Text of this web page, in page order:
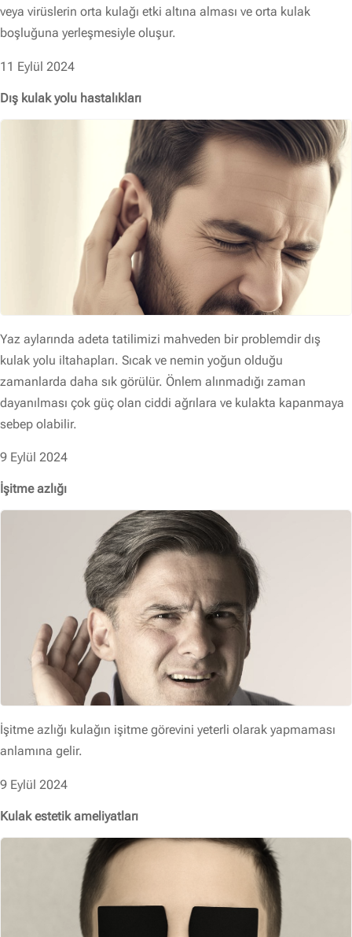
veya virüslerin orta kulağı etki altına alması ve orta kulak
boşluğuna yerleşmesiyle oluşur.
11 Eylül 2024
Dış kulak yolu hastalıkları
Yaz aylarında adeta tatilimizi mahveden bir problemdir dış
kulak yolu iltahapları. Sıcak ve nemin yoğun olduğu
zamanlarda daha sık görülür. Önlem alınmadığı zaman
dayanılması çok güç olan ciddi ağrılara ve kulakta kapanmaya
sebep olabilir.
9 Eylül 2024
İşitme azlığı
İşitme azlığı kulağın işitme görevini yeterli olarak yapmaması
anlamına gelir.
9 Eylül 2024
Kulak estetik ameliyatları